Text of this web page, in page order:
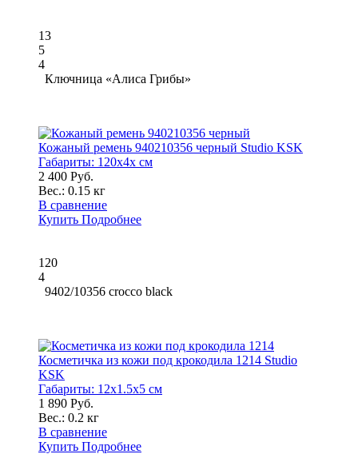
13
5
4
Ключница «Алиса Грибы»
Кожаный ремень 940210356 черный Studio KSK
Габариты: 120x4x см
2 400 Руб.
Вес.: 0.15 кг
В сравнение
Купить Подробнее
120
4
9402/10356 crocco black
Косметичка из кожи под крокодила 1214 Studio
KSK
Габариты: 12x1.5x5 см
1 890 Руб.
Вес.: 0.2 кг
В сравнение
Купить Подробнее